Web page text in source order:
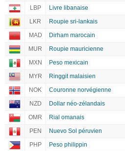
LBP
Livre libanaise
LKR
Roupie sri-lankais
MAD
Dirham marocain
MUR
Roupie mauricienne
MXN
Peso mexicain
MYR
Ringgit malaisien
NOK
Couronne norvégienne
NZD
Dollar néo-zélandais
OMR
Rial omanais
PEN
Nuevo Sol péruvien
PHP
Peso philippin